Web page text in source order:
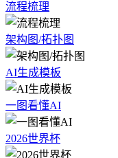
流程梳理
架构图/拓扑图
AI生成模板
一图看懂AI
2026世界杯